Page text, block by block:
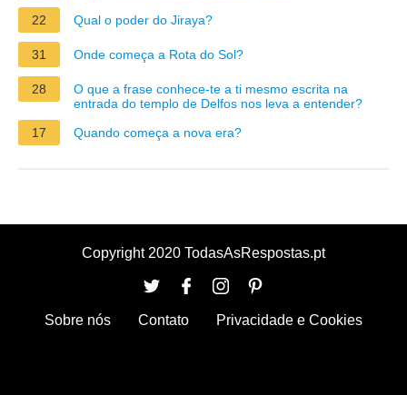
22 Qual o poder do Jiraya?
31 Onde começa a Rota do Sol?
28
O que a frase conhece-te a ti mesmo escrita na
entrada do templo de Delfos nos leva a entender?
17
Quando começa a nova era?
Copyright 2020 TodasAsRespostas.pt
Sobre nós Contato Privacidade e Cookies